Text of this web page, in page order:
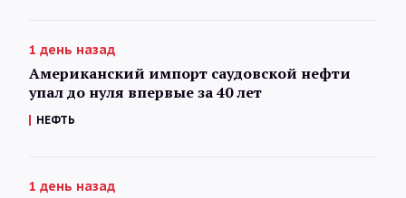
1 день назад
Американский импорт саудовской нефти
упал до нуля впервые за 40 лет
НЕФТЬ
1 день назад